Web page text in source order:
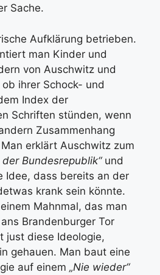
Sache.
Aufklärung betrieben.
man Kinder und
von Auschwitz und
ihrer Schock- und
Index der
Schriften stünden, wenn
Zusammenhang
erklärt Auschwitz zum
Bundesrepublik“und
Idee, dass bereits an der
krank sein könnte.
Mahnmal, das man
Brandenburger Tor
just diese Ideologie,
gehauen. Man baut eine
auf einem „Nie wieder“